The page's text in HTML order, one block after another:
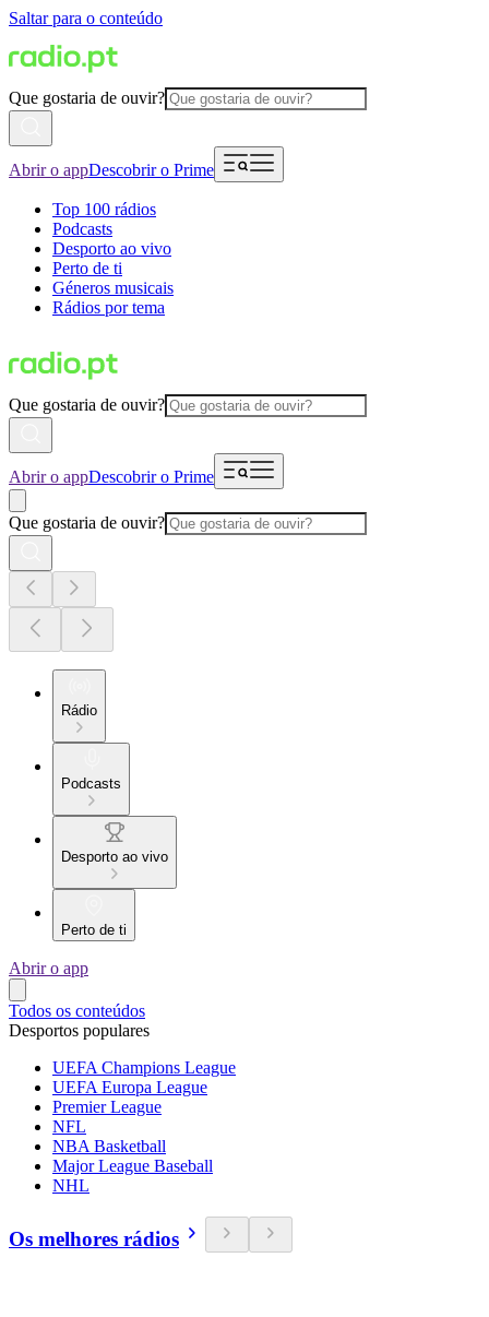
Saltar para o conteúdo
Que gostaria de ouvir?
Abrir o appDescobrir o Prime
Top 100 rádios
Podcasts
Desporto ao vivo
Perto de ti
Géneros musicais
Rádios por tema
Que gostaria de ouvir?
Abrir o appDescobrir o Prime
Que gostaria de ouvir?
Rádio
Podcasts
Desporto ao vivo
Perto de ti
Abrir o app
Todos os conteúdos
Desportos populares
UEFA Champions League
UEFA Europa League
Premier League
NFL
NBA Basketball
Major League Baseball
NHL
Os melhores rádios